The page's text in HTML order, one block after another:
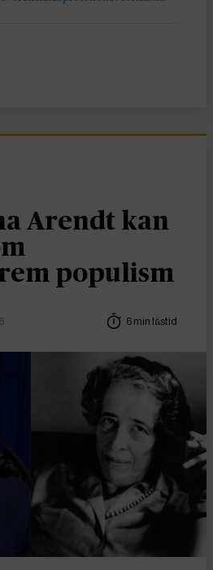
Arendt kan
populism
6 min lästid